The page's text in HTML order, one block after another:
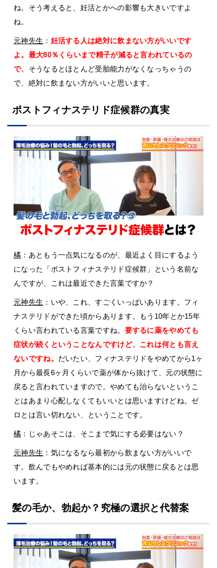
ね。そう考えると、妊活とかへの影響も大きいですよ
ね。
元神先生 ： 妊活する人は絶対に飲まない方がいいです
よ。最大80％くらいまで精子が減ると言われているの
で、 そうなるとほとんど受胎能力がなくなっちゃうの
で、絶対に飲まない方がいいと思います。
ポストフィナステリド症候群の真実
橘 ：あともう一点気になるのが、最近よく目にするよう
になった「ポストフィナステリド症候群」という名前な
んですが、これは最近できた言葉ですか？
元神先生 ：いや、これ、すごくいっぱいあります。フィ
ナステリドができた頃からあります。もう10年とか15年
くらい言われている言葉ですね。 要するに薬をやめても
症状が続くということなんですけど、これは何とも言え
ないですね。 だいたい、フィナステリドをやめてから1ヶ
月から最長6ヶ月くらいで薬が体から抜けて、元の状態に
戻ると言われていますので。やめても治らないというこ
とはあまり心配しなくてもいいとは思いますけどね。ゼ
ロとは言い切れない、ということです。
橘 ：じゃあそこは、そこまで気にする必要はない？
元神先生 ：気になるなら最初から飲まない方がいいで
す。飲んでもやめれば基本的には元の状態に戻るとは思
います。
髪の毛か、勃起か？究極の選択と代替案